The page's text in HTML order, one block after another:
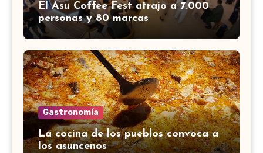
El Asu Coffee Fest atrajo a 7.000
personas y 80 marcas
Gastronomía
La cocina de los pueblos convoca a
los asuncenos